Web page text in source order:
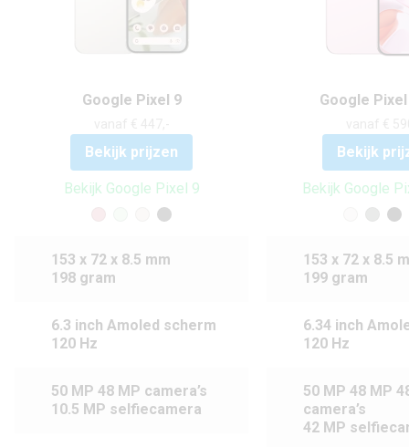
Google Pixel 9
Bekijk prijzen
Bekijk Google Pixel 9
153 x 72 x 8.5 mm
198 gram
6.3 inch Amoled scherm
120 Hz
50 MP 48 MP camera’s
10.5 MP selfiecamera
Google
Bekijk
Bekijk Google
153 x 72 x 8.5
199 gram
6.34 inch
120 Hz
50 MP 48 MP
camera’s
42 MP